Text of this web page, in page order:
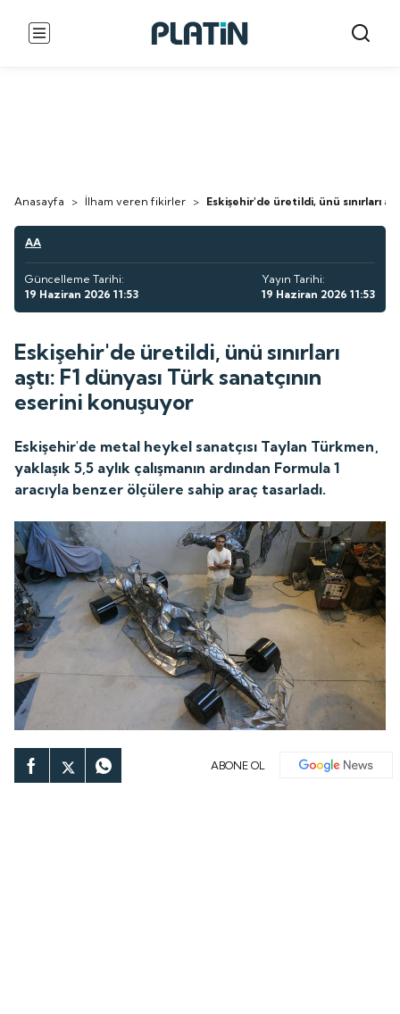
Anasayfa > İlham veren fikirler > Eskişehir'de üretildi, ünü sınırları
AA
Güncelleme Tarihi:
19 Haziran 2026 11:53
Yayın Tarihi:
19 Haziran 2026 11:53
Eskişehir'de üretildi, ünü sınırları
aştı: F1 dünyası Türk sanatçının
eserini konuşuyor
Eskişehir'de metal heykel sanatçısı Taylan Türkmen,
yaklaşık 5,5 aylık çalışmanın ardından Formula 1
aracıyla benzer ölçülere sahip araç tasarladı.
ABONE OL